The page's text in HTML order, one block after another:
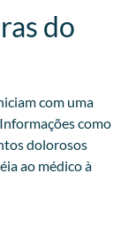
do
com uma
como
dolorosos
ao médico à